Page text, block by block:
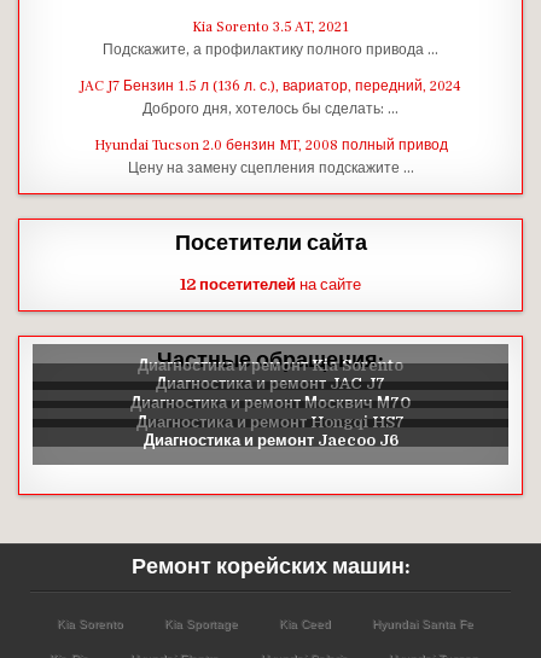
Kia Sorento 3.5 AT, 2021
Подскажите, а профилактику полного привода …
JAC J7 Бензин 1.5 л (136 л. с.), вариатор, передний, 2024
Доброго дня, хотелось бы сделать: …
Hyundai Tucson 2.0 бензин MT, 2008 полный привод
Цену на замену сцепления подскажите …
Посетители сайта
12 посетителей на сайте
Частные обращения:
Ремонт корейских машин:
Kia Sorento Kia Sportage Kia Ceed Hyundai Santa Fe